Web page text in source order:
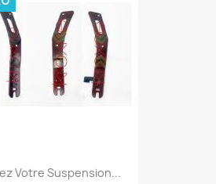
Votre Suspension...